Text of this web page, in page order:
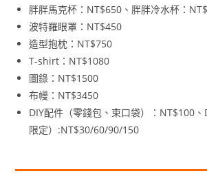
胖胖馬克杯：NT$650、胖胖冷水杯：
波特羅眼罩：NT$450
造型抱枕：NT$750
T-shirt：NT$1080
圖錄：NT$1500
布幔：NT$3450
DIY配件（零錢包、束口袋）：NT$100
限定）:NT$30/60/90/150